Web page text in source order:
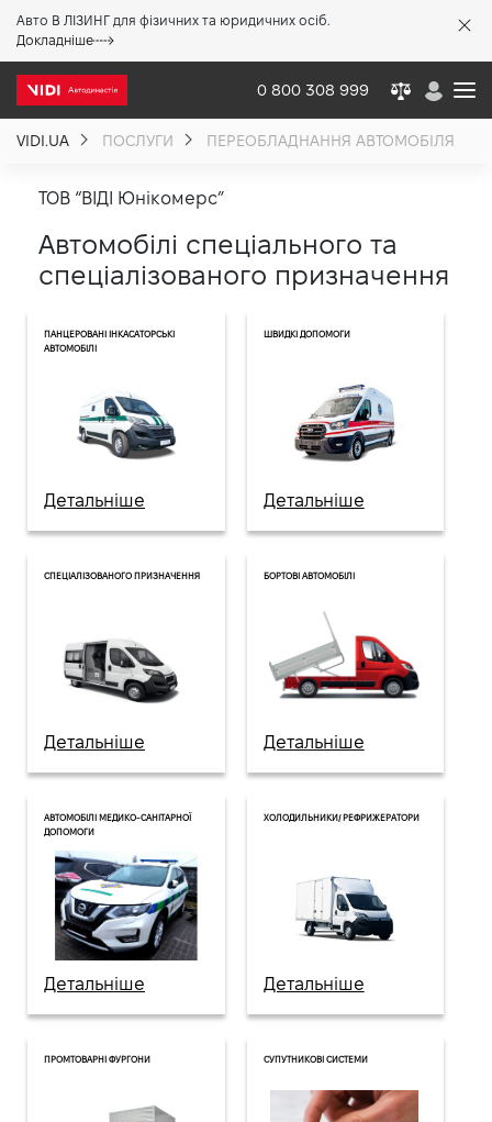
Авто В ЛІЗИНГ для фізичних та юридичних осіб.
Докладніше
0 800 308 999
VIDI.UA ПОСЛУГИ ПЕРЕОБЛАДНАННЯ АВТОМОБІЛЯ
ТОВ “ВІДІ Юнікомерс”
Автомобілі спеціального та
спеціалізованого призначення
ПАНЦЕРОВАНІ ІНКАСАТОРСЬКІ
АВТОМОБІЛІ
Детальніше
ШВИДКІ ДОПОМОГИ
Детальніше
СПЕЦІАЛІЗОВАНОГО ПРИЗНАЧЕННЯ
Детальніше
БОРТОВІ АВТОМОБІЛІ
Детальніше
АВТОМОБІЛІ МЕДИКО-САНІТАРНОЇ
ДОПОМОГИ
Детальніше
ХОЛОДИЛЬНИКИ/ РЕФРИЖЕРАТОРИ
Детальніше
ПРОМТОВАРНІ ФУРГОНИ СУПУТНИКОВІ СИСТЕМИ
Вакансії
VIDI Кар'єра
Контакти
Підпишись на наш канал та слідкуй за
акціями, послугами та новинками